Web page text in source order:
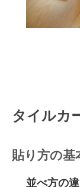
タイルカ
貼り方の基
並べ方の違